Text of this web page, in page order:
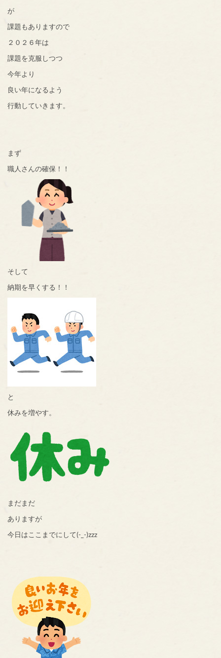
が
課題もありますので
２０２６年は
課題を克服しつつ
今年より
良い年になるよう
行動していきます。
まず
職人さんの確保！！
そして
納期を早くする！！
と
休みを増やす。
まだまだ
ありますが
今日はここまでにして(-_-)zzz